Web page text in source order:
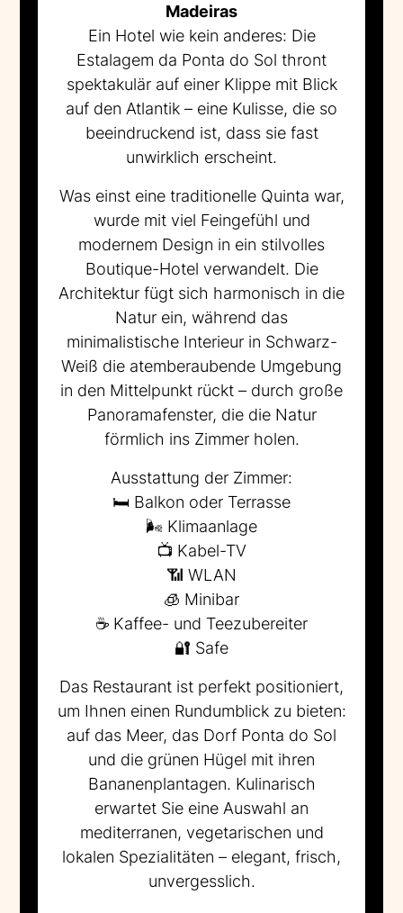
Madeiras
Ein Hotel wie kein anderes: Die
Estalagem da Ponta do Sol thront
spektakulär auf einer Klippe mit Blick
auf den Atlantik – eine Kulisse, die so
beeindruckend ist, dass sie fast
unwirklich erscheint.
Was einst eine traditionelle Quinta war,
wurde mit viel Feingefühl und
modernem Design in ein stilvolles
Boutique-Hotel verwandelt. Die
Architektur fügt sich harmonisch in die
Natur ein, während das
minimalistische Interieur in Schwarz-
Weiß die atemberaubende Umgebung
in den Mittelpunkt rückt – durch große
Panoramafenster, die die Natur
förmlich ins Zimmer holen.
Ausstattung der Zimmer:
🛏️ Balkon oder Terrasse
🌬️ Klimaanlage
📺 Kabel-TV
📶 WLAN
🧊 Minibar
☕ Kaffee- und Teezubereiter
🔐 Safe
Das Restaurant ist perfekt positioniert,
um Ihnen einen Rundumblick zu bieten:
auf das Meer, das Dorf Ponta do Sol
und die grünen Hügel mit ihren
Bananenplantagen. Kulinarisch
erwartet Sie eine Auswahl an
mediterranen, vegetarischen und
lokalen Spezialitäten – elegant, frisch,
unvergesslich.